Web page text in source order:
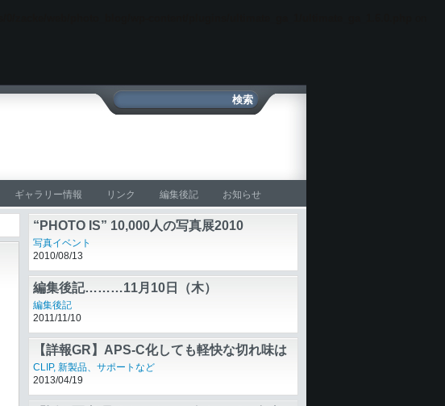
ギャラリー情報 リンク 編集後記 お知らせ
“PHOTO IS” 10,000人の写真展2010
写真イベント
2010/08/13
編集後記………11月10日（木）
編集後記
2011/11/10
【詳報GR】APS-C化しても軽快な切れ味は
健在、高級コンデジの定番に返り咲くか
CLIP,新製品、サポートなど
2013/04/19